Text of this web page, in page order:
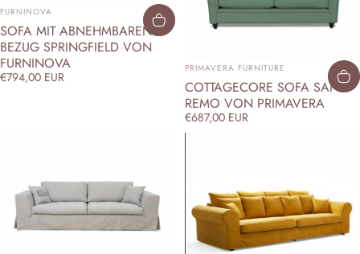
ANBIETER:
FURNINOVA
SOFA MIT ABNEHMBAREN
BEZUG SPRINGFIELD VON
FURNINOVA
€794,00 EUR
ANBIETER:
PRIMAVERA FURNITURE
COTTAGECORE SOFA SAN
REMO VON PRIMAVERA
€687,00 EUR